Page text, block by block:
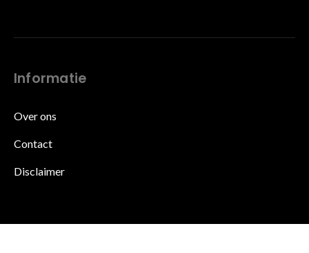
Informatie
Over ons
Contact
Disclaimer